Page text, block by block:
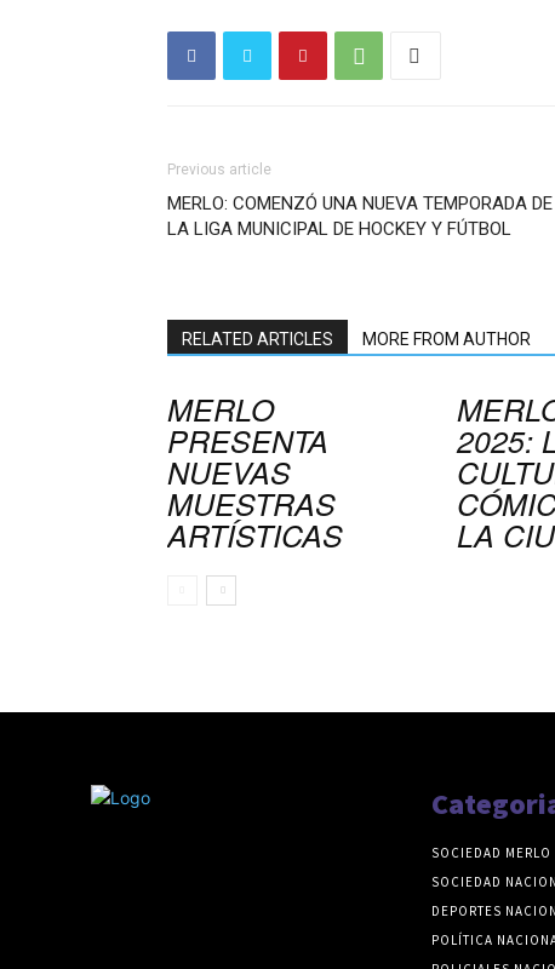
Previous article
MERLO: COMENZÓ UNA NUEVA TEMPORADA DE
LA LIGA MUNICIPAL DE HOCKEY Y FÚTBOL
RELATED ARTICLES MORE FROM AUTHOR
MERLO
PRESENTA
NUEVAS
MUESTRAS
ARTÍSTICAS
2025:
LA
SOCIEDAD MERLO
SOCIEDAD
DEPORTES
POLÍTICA